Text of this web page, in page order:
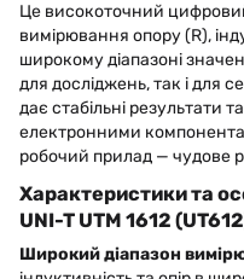
Це високоточний
вимірювання опору (R),
широкому діапазоні
для досліджень, так і для
дає стабільні результати
електронними
робочий прилад — чудове
Характеристики та
UNI-T UTM 1612
Широкий діапазон